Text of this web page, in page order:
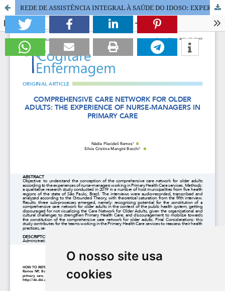
O nosso site usa
cookies
REDE DE ASSISTÊNCIA INTEGRAL À SAÚDE DO IDOSO: EXPERIÊNCIA DE ENFERMEIROS GERENTES NA ATENÇÃO PRIMÁRIA